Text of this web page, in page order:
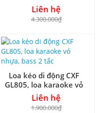
công suất tối đa 600W
Liên hệ
4.300.000₫
Loa kéo di động CXF
GL805, loa karaoke vỏ
nhựa, bass 2 tấc
Liên hệ
1.900.000₫